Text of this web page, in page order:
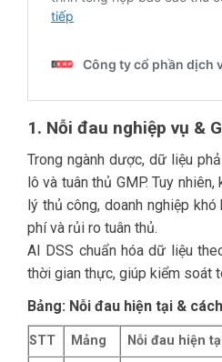
1. Nỗi đau nghiệp vụ &
Trong ngành dược, dữ liệu
lô và tuân thủ GMP. Tuy
lý thủ công, doanh nghiệp
phí và rủi ro tuân thủ.
AI DSS chuẩn hóa dữ liệu
thời gian thực, giúp kiểm soát
Bảng: Nỗi đau hiện tại &
STT Mảng Nỗi đau hiện